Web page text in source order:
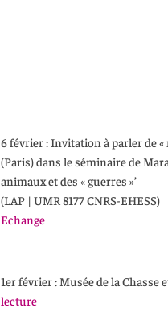
6 février : Invitation à parler de «
(Paris) dans le séminaire de
animaux et des « guerres »’
(LAP | UMR 8177 CNRS-EHESS)
Echange
1er février : Musée de la Chasse
lecture